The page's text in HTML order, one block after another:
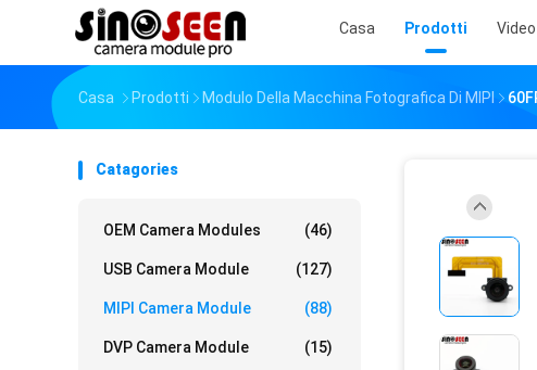
Casa Prodotti Video
Casa Prodotti Modulo Della Macchina Fotografica Di MIPI
Catagories
OEM Camera Modules (46)
USB Camera Module (127)
MIPI Camera Module (88)
DVP Camera Module (15)